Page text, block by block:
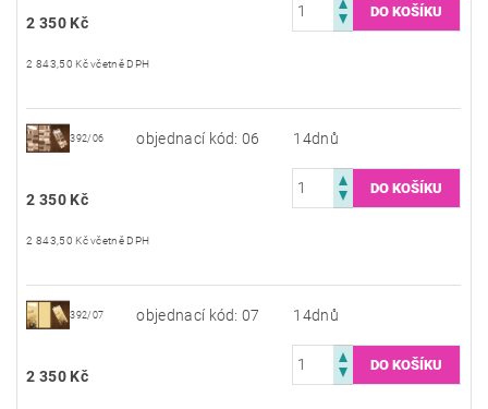
2 350 Kč
2 843,50 Kč včetně DPH
392/06 objednací kód: 06 14dnů
2 350 Kč
2 843,50 Kč včetně DPH
392/07 objednací kód: 07 14dnů
2 350 Kč